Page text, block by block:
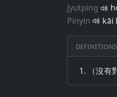
Jyutping
Pinyin
kāi
（沒有